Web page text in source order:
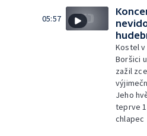
05:57
Kostel
Boršici
zažil
Jeho
teprve
chlapec